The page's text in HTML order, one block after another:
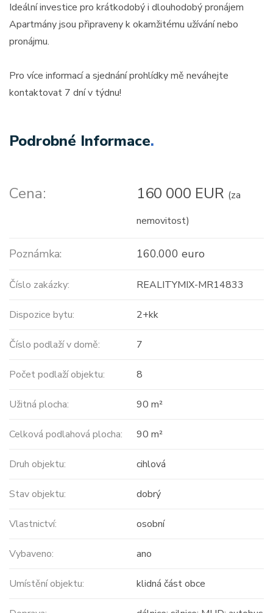
Ideální investice pro krátkodobý i dlouhodobý pronájem
Apartmány jsou připraveny k okamžitému užívání nebo
pronájmu.
Pro více informací a sjednání prohlídky mě neváhejte
kontaktovat 7 dní v týdnu!
Podrobné Informace.
Cena: 160 000 EUR (za
nemovitost)
Poznámka: 160.000 euro
Číslo zakázky: REALITYMIX-MR14833
Dispozice bytu: 2+kk
Číslo podlaží v domě: 7
Počet podlaží objektu: 8
Užitná plocha: 90 m²
Celková podlahová plocha: 90 m²
Druh objektu: cihlová
Stav objektu: dobrý
Vlastnictví: osobní
Vybaveno: ano
Umístění objektu: klidná část obce